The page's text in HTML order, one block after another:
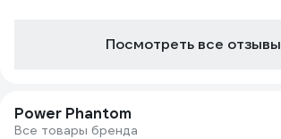
Посмотреть все отзывы
Power Phantom
Все товары бренда